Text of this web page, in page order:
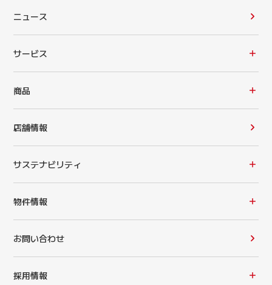
ニュース
サービス
商品
店舗情報
サステナビリティ
物件情報
お問い合わせ
採用情報